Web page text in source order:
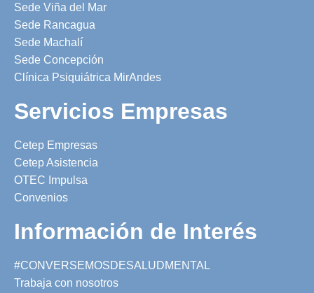
Sede Viña del Mar
Sede Rancagua
Sede Machalí
Sede Concepción
Clínica Psiquiátrica MirAndes
Servicios Empresas
Cetep Empresas
Cetep Asistencia
OTEC Impulsa
Convenios
Información de Interés
#CONVERSEMOSDESALUDMENTAL
Trabaja con nosotros